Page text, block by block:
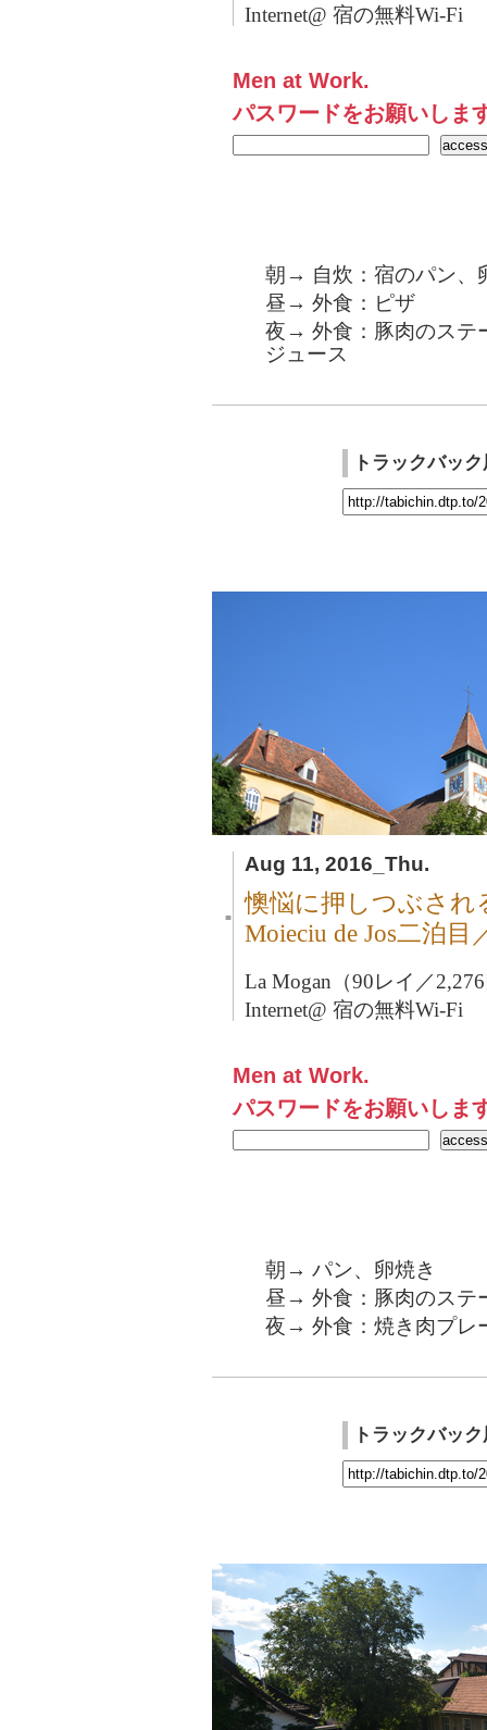
Internet@ 宿の無料Wi-Fi
Men at Work.
パスワードをお願いしま
朝→ 自炊：宿のパン、
昼→ 外食：ピザ
夜→ 外食：豚肉のステ
ジュース
トラックバッ
Aug 11, 2016_Thu.
■
懊悩に押しつぶされ
Moieciu de Jos二泊
La Mogan（90レイ／
Internet@ 宿の無料Wi-Fi
Men at Work.
パスワードをお願いしま
朝→ パン、卵焼き
昼→ 外食：豚肉のステ
夜→ 外食：焼き肉プレ
トラックバッ